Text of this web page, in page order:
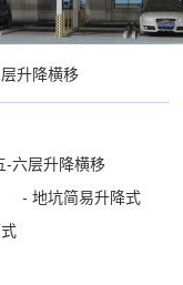
层升降横移
-六层升降横移
地坑简易升降式